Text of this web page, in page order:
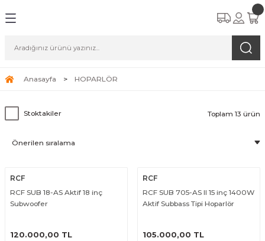
Anasayfa HOPARLÖR
Stoktakiler Toplam 13 ürün
RCF
RCF SUB 18-AS Aktif 18 inç
Subwoofer
120.000,00 TL
RCF
RCF SUB 705-AS II 15 inç 1400W
Aktif Subbass Tipi Hoparlör
105.000,00 TL